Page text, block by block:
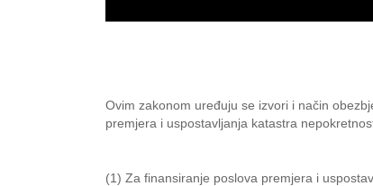
Ovim zakonom uređuju se izvori i način
premjera i uspostavljanja katastra
(1) Za finansiranje poslova premjera i